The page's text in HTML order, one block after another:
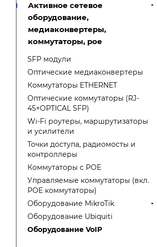
Активное сетевое
оборудование,
медиаконвертеры,
коммутаторы, poe
SFP модули
Оптические медиаконвертеры
Коммутаторы ETHERNET
Оптические коммутаторы (RJ-
45+OPTICAL SFP)
Wi-Fi роутеры, маршрутизаторы
и усилители
Точки доступа, радиомосты и
контроллеры
Коммутаторы с POE
Управляемые коммутаторы (вкл.
POE коммутаторы)
Оборудование MikroTik
Оборудование Ubiquiti
Оборудование VoIP